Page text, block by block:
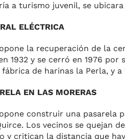
a turismo juvenil, se
ELÉCTRICA
la recuperación de la
1932 y se cerró en 1976
fábrica de harinas la Perla, y
EN LAS MORERAS
construir una pasarela
Los vecinos se quejan
y critican la distancia que